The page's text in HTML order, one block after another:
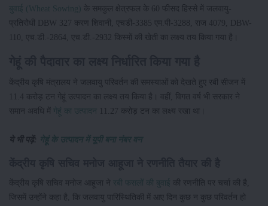
बुवाई (Wheat Sowing) के समकुल क्षेत्रफल के 60 फीसद हिस्से में जलवायु-
प्रतिरोधी DBW 327 करण शिवानी, एचडी-3385 एम.पी-3288, राज 4079, DBW-
110, एच.डी.-2864, एच.डी.-2932 किस्मों की खेती का लक्ष्य तय किया गया है।
केंद्रीय कृषि मंत्रालय ने जलवायु परिवर्तन की समस्याओं को देखते हुए रबी सीजन में
11.4 करोड़ टन गेहूं उत्पादन का लक्ष्य तय किया है। वहीं, विगत वर्ष भी सरकार ने
समान अवधि में गेहूं का उत्पादन 11.27 करोड़ टन का लक्ष्य रखा था।
ये भी पढ़ें: गेहूं के उत्पादन में यूपी बना नंबर वन
केंद्रीय कृषि सचिव मनोज आहूजा ने रबी फसलों की बुवाई
की रणनीति पर चर्चा की है,
जिसमें उन्होंने कहा है, कि जलवायु पारिस्थितिकी में आए दिन कुछ न कुछ परिवर्तन हो